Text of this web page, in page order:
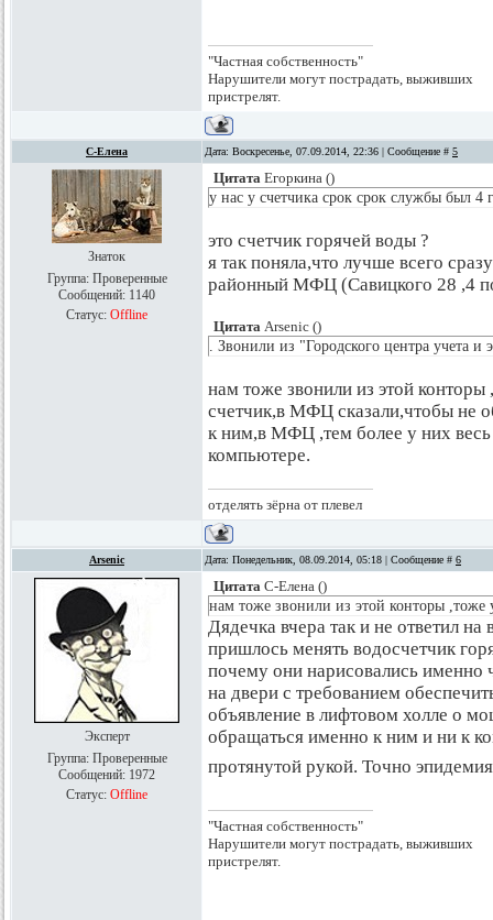
"Частная собственность"
Нарушители могут пострадать, выживших
пристрелят.
С-Елена Дата: Воскресенье, 07.09.2014, 22:36 | Сообщение # 5
Знаток
Группа: Проверенные
Сообщений: 1140
Статус: Offline
Цитата Егоркина ()
у нас у счетчика срок срок службы был 4
это счетчик горячей воды ?
я так поняла,что лучше всего
районный МФЦ (Савицкого 28 ,4
Цитата Arsenic ()
. Звонили из "Городского центра учета и
нам тоже звонили из этой
счетчик,в МФЦ сказали,чтобы не
к ним,в МФЦ ,тем более у них весь
компьютере.
отделять зёрна от плевел
Arsenic Дата: Понедельник, 08.09.2014, 05:18 | Сообщение # 6
Эксперт
Группа: Проверенные
Сообщений: 1972
Статус: Offline
Цитата С-Елена ()
нам тоже звонили из этой конторы ,тоже
Дядечка вчера так и не ответил
пришлось менять водосчетчик
почему они нарисовались именно
на двери с требованием
объявление в лифтовом холле о
обращаться именно к ним и ни к
протянутой рукой. Точно
"Частная собственность"
Нарушители могут пострадать, выживших
пристрелят.